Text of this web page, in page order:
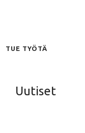
TUE TYÖTÄ
Uutiset